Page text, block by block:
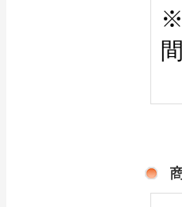
※